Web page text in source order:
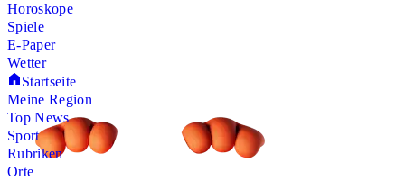
Horoskope
Spiele
E-Paper
Wetter
Startseite
Meine Region
Top News
Sport
Rubriken
Orte